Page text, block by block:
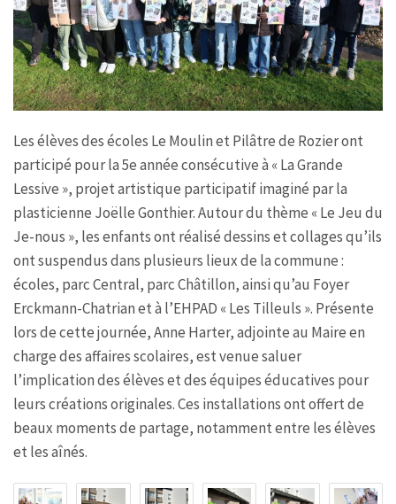
Les élèves des écoles Le Moulin et Pilâtre de Rozier ont
participé pour la 5e année consécutive à « La Grande
Lessive », projet artistique participatif imaginé par la
plasticienne Joëlle Gonthier. Autour du thème « Le Jeu du
Je-nous », les enfants ont réalisé dessins et collages qu’ils
ont suspendus dans plusieurs lieux de la commune :
écoles, parc Central, parc Châtillon, ainsi qu’au Foyer
Erckmann-Chatrian et à l’EHPAD « Les Tilleuls ». Présente
lors de cette journée, Anne Harter, adjointe au Maire en
charge des affaires scolaires, est venue saluer
l’implication des élèves et des équipes éducatives pour
leurs créations originales. Ces installations ont offert de
beaux moments de partage, notamment entre les élèves
et les aînés.